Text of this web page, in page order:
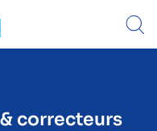
correcteurs